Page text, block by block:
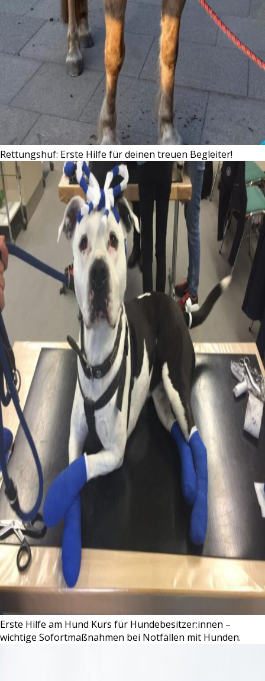
Rettungshuf: Erste Hilfe für deinen treuen Begleiter!
Erste Hilfe am Hund Kurs für Hundebesitzer:innen –
wichtige Sofortmaßnahmen bei Notfällen mit Hunden.